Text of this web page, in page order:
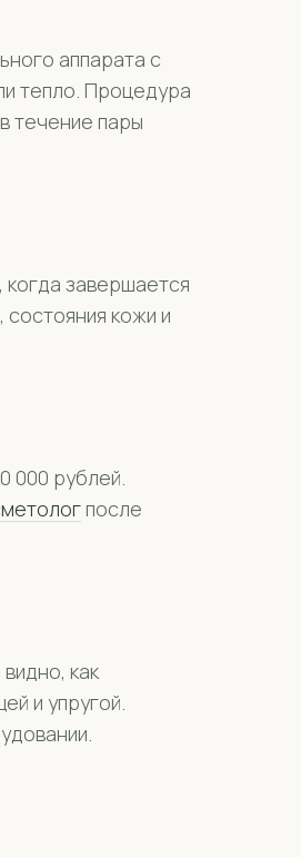
аппарата с
тепло. Процедура
течение пары
завершается
кожи и
000 рублей.
после
как
и упругой.